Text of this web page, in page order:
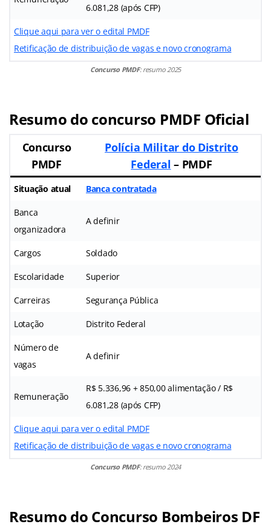
6.081,28 (após CFP)
Clique aqui para ver o edital PMDF
Retificação de distribuição de vagas e novo cronograma
Concurso PMDF: resumo 2025
Resumo do concurso PMDF Oficial
Concurso
PMDF
Polícia Militar do Distrito
Federal – PMDF
Situação atual Banca contratada
Banca
organizadora
A definir
Cargos Soldado
Escolaridade Superior
Carreiras Segurança Pública
Lotação Distrito Federal
Número de
vagas
A definir
Remuneração
R$ 5.336,96 + 850,00 alimentação / R$
6.081,28 (após CFP)
Clique aqui para ver o edital PMDF
Retificação de distribuição de vagas e novo cronograma
Concurso PMDF: resumo 2024
Resumo do Concurso Bombeiros DF